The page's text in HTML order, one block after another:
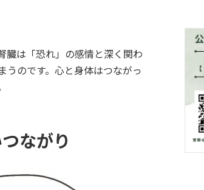
臓は「恐れ」の感情と深く関わ
うのです。心と身体はつながっ
ながり